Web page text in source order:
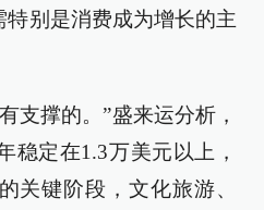
特别是消费成为增长的主
支撑的。”盛来运分析，
稳定在1.3万美元以上，
关键阶段，文化旅游、